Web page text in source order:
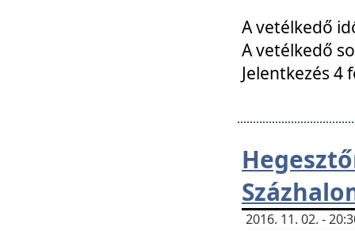
A vetélkedő
A vetélkedő
Jelentkezés 4
2016. 11. 02. -